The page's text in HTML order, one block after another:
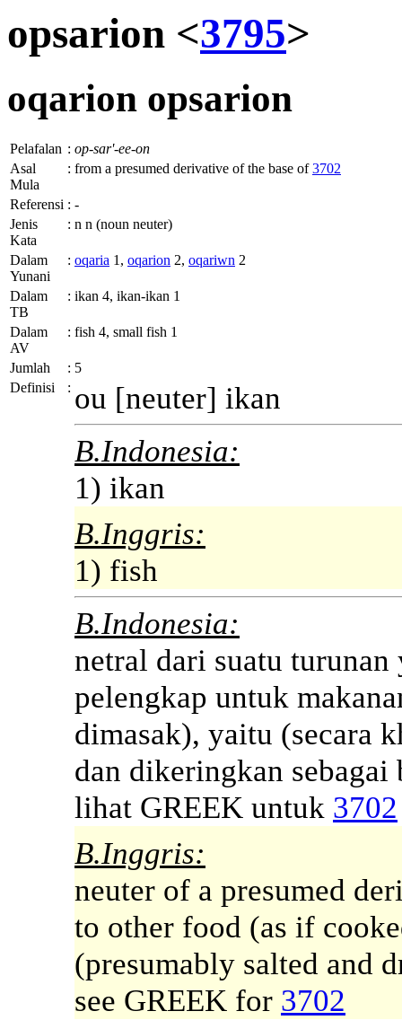
opsarion <3795>
oqarion opsarion
Pelafalan : op-sar'-ee-on
Asal
Mula
: from a presumed derivative of the base of3702
Referensi : -
Jenis
Kata
: n n (noun neuter)
Dalam
Yunani
: oqaria 1, oqarion 2, oqariwn 2
Dalam
TB
: ikan 4, ikan-ikan 1
Dalam
AV
: fish 4, small fish 1
Jumlah : 5
Definisi
: ou [neuter] ikan
B.Indonesia:
1) ikan
B.Inggris:
1) fish
B.Indonesia:
netral dari suatu turunan
pelengkap untuk
dimasak), yaitu (secara
dan dikeringkan
lihat GREEK untuk 3702
B.Inggris:
neuter of a presumed
to other food (as if
(presumably salted and
see GREEK for 3702